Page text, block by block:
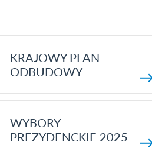
KRAJOWY PLAN
ODBUDOWY
WYBORY
PREZYDENCKIE 2025